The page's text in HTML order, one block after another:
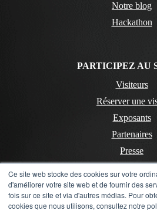
Ce site web stocke des cookies sur votre
d'améliorer votre site web et de fournir des
fois sur ce site et via d'autres médias. Pour
cookies que nous utilisons, consultez notre
Notre blog
Hackathon
PARTICIPEZ AU
Visiteurs
Réserver une
Exposants
Partenaires
Presse
CONTACT
Contactez-nous